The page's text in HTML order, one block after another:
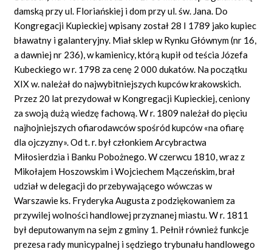
Mapa
damską przy ul. Floriańskiej i dom przy ul. św. Jana. Do
Kongregacji Kupieckiej wpisany został 28 I 1789 jako kupiec
bławatny i galanteryjny. Miał sklep w Rynku Głównym (nr 16,
a dawniej nr 236), w kamienicy, którą kupił od teścia Józefa
Kubeckiego w r. 1798 za cenę 2 000 dukatów. Na początku
XIX w. należał do najwybitniejszych kupców krakowskich.
Przez 20 lat prezydował w Kongregacji Kupieckiej, ceniony
za swoją dużą wiedzę fachową. W r. 1809 należał do pięciu
najhojniejszych ofiarodawców spośród kupców «na ofiarę
dla ojczyzny». Od t. r. był członkiem Arcybractwa
Miłosierdzia i Banku Pobożnego. W czerwcu 1810, wraz z
Mikołajem Hoszowskim i Wojciechem Mączeńskim, brał
udział w delegacji do przebywającego wówczas w
Warszawie ks. Fryderyka Augusta z podziękowaniem za
przywilej wolności handlowej przyznanej miastu. W r. 1811
był deputowanym na sejm z gminy 1. Pełnił również funkcje
prezesa rady municypalnej i sędziego trybunału handlowego